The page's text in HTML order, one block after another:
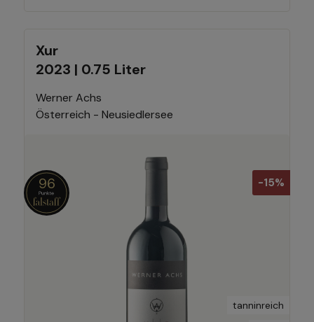
Xur
2023 | 0.75 Liter
Werner Achs
Österreich - Neusiedlersee
-15%
96
tanninreich